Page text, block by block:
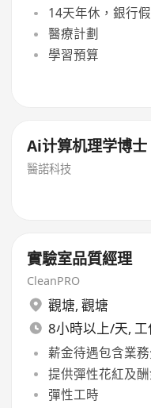
14天年休，銀行假
醫療計劃
學習預算
Ai计算机理学博士
醫諾科技
實驗室品質經理
CleanPRO
觀塘, 觀塘
8小時以上/天,
薪金待遇包含業
提供彈性花紅及
彈性工時